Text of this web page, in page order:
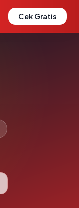
Cek Gratis